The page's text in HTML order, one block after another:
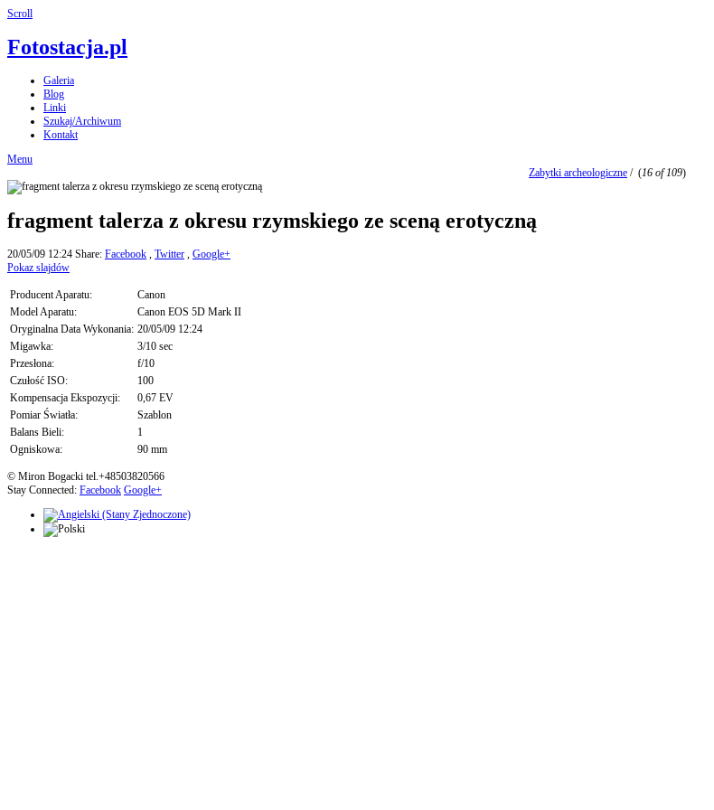
Scroll
Fotostacja.pl
Galeria
Blog
Linki
Szukaj/Archiwum
Kontakt
Menu
Zabytki archeologiczne / (16 of 109)
fragment talerza z okresu rzymskiego ze sceną erotyczną
20/05/09 12:24 Share: Facebook , Twitter , Google+
Pokaz slajdów
Producent Aparatu:
Canon
Model Aparatu:
Canon EOS 5D Mark II
Oryginalna Data Wykonania: 20/05/09 12:24
Migawka:
3/10 sec
Przesłona:
f/10
Czułość ISO:
100
Kompensacja Ekspozycji:
0,67 EV
Pomiar Światła:
Szablon
Balans Bieli:
1
Ogniskowa:
90 mm
© Miron Bogacki tel.+48503820566
Stay Connected: Facebook Google+